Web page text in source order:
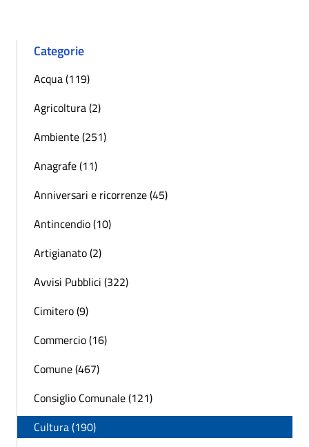
Categorie
Acqua (119)
Agricoltura (2)
Ambiente (251)
Anagrafe (11)
Anniversari e ricorrenze (45)
Antincendio (10)
Artigianato (2)
Avvisi Pubblici (322)
Cimitero (9)
Commercio (16)
Comune (467)
Consiglio Comunale (121)
Cultura (190)